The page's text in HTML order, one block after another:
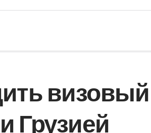
визовый
Грузией